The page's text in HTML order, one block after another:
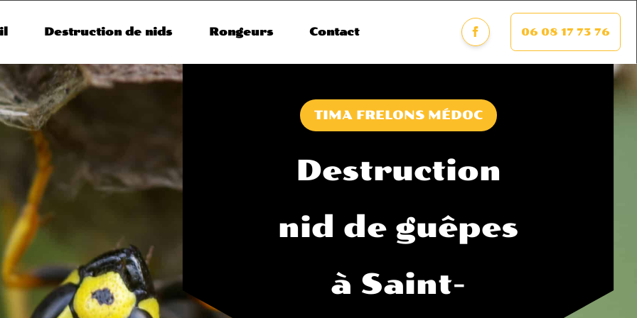
Destruction de nids Rongeurs Contact 06 08 17 73 76
TIMA FRELONS MÉDOC
Destruction
nid de guêpes
à Saint-